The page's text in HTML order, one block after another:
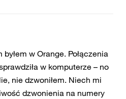
w Orange. Połączenia
w komputerze – no
nie dzwoniłem. Niech mi
dzwonienia na numery